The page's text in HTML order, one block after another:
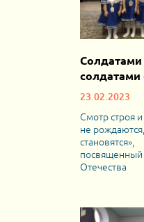
солдатами
23.02.2023
Смотр строя
не
становятся»,
Отечества